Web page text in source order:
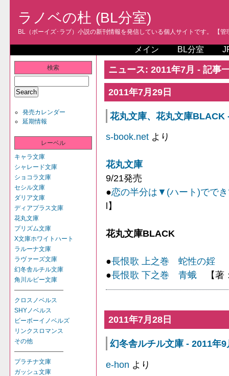
ラノベの杜 (BL分室)
BL（ボーイズ･ラブ）小説の新刊情報を発信している個人サイトです。 【管
メイン BL分室
検索
発売カレンダー
延期情報
レーベル
キャラ文庫
シャレード文庫
ショコラ文庫
セシル文庫
ダリア文庫
ディアプラス文庫
花丸文庫
プリズム文庫
X文庫ホワイトハート
ラルーナ文庫
ラヴァーズ文庫
幻冬舎ルチル文庫
角川ルビー文庫
――――――――
クロスノベルス
SHYノベルス
ビーボーイノベルズ
リンクスロマンス
その他
――――――――
プラチナ文庫
ガッシュ文庫
ニュース: 2011年7月 - 記事
2011年7月29日
花丸文庫、花丸文庫BLACK
s-book.net より
花丸文庫
9/21発売
●恋の半分は▼(ハート)でで
l】
花丸文庫BLACK
●長恨歌 上之巻 蛇性の婬
●長恨歌 下之巻 青蛾 【著
2011年7月28日
幻冬舎ルチル文庫 - 2011年9
e-hon より